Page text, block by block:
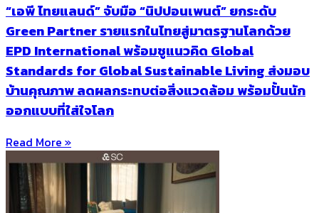
“เอพี ไทยแลนด์” จับมือ “นิปปอนเพนต์” ยกระดับ
Green Partner รายแรกในไทยสู่มาตรฐานโลกด้วย
EPD International พร้อมชูแนวคิด Global
Standards for Global Sustainable Living ส่งมอบ
บ้านคุณภาพ ลดผลกระทบต่อสิ่งแวดล้อม พร้อมปั้นนัก
ออกแบบที่ใส่ใจโลก
Read More »